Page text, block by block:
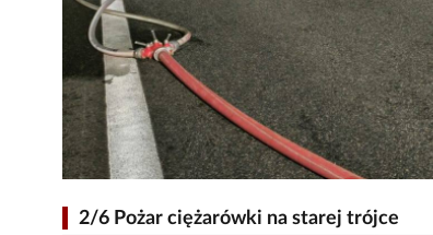
2/6 Pożar ciężarówki na starej trójce